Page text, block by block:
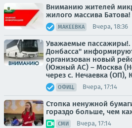
Вниманию жителей
жилого массива Батова!
МАКЕЕВКА Вчера, 18:36
Уважаемые пассажиры!.
Донбасса" информируют
организован новый
(Южный АС) – Москва
через с. Нечаевка (ОП),
ОФИЦ. Вчера, 17:14
Стопка ненужной
гораздо больше, чем
СМИ Вчера, 17:14